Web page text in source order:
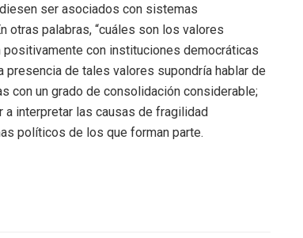
ser asociados con sistemas
otras palabras, “cuáles son los valores
con instituciones democráticas
presencia de tales valores supondría hablar de
con un grado de consolidación considerable;
a interpretar las causas de fragilidad
políticos de los que forman parte.